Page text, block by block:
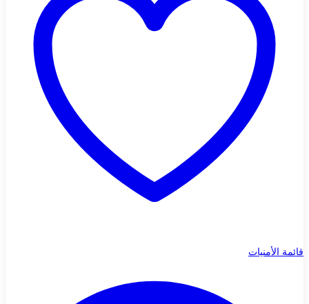
قائمة الأمنيات